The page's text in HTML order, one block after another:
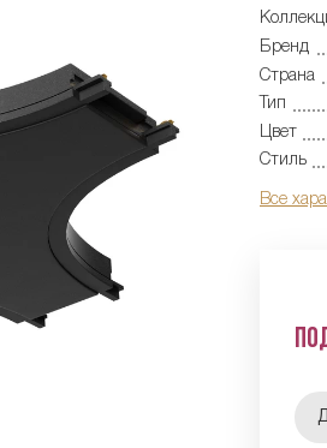
Бренд
Страна
Тип
Цвет
Стиль
Все